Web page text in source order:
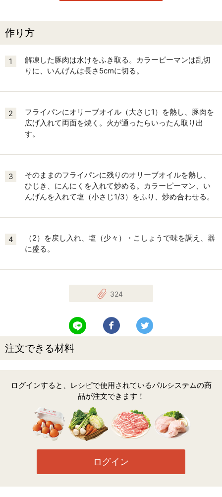
作り方
1
解凍した豚肉は水けをふき取る。カラーピーマンは乱切
りに、いんげんは長さ5cmに切る。
2
フライパンにオリーブオイル（大さじ1）を熱し、豚肉を
広げ入れて両面を焼く。火が通ったらいったん取り出
す。
3
そのままのフライパンに残りのオリーブオイルを熱し、
ひじき、にんにくを入れて炒める。カラーピーマン、い
んげんを入れて塩（小さじ1/3）をふり、炒め合わせる。
4
（2）を戻し入れ、塩（少々）・こしょうで味を調え、器
に盛る。
324
LINEで送る Facebookでシェアする
注文できる材料
ログインすると、レシピで使用されているパルシステムの商
品が注文できます！
ログイン